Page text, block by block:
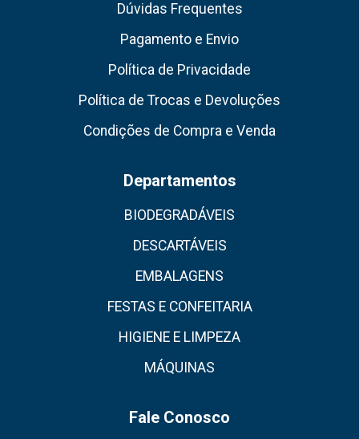
Dúvidas Frequentes
Pagamento e Envio
Política de Privacidade
Política de Trocas e Devoluções
Condições de Compra e Venda
Departamentos
BIODEGRADÁVEIS
DESCARTÁVEIS
EMBALAGENS
FESTAS E CONFEITARIA
HIGIENE E LIMPEZA
MÁQUINAS
Fale Conosco